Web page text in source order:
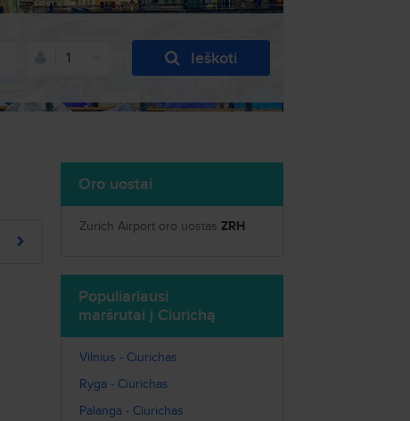
1 Ieškoti
Oro uostai
Zurich Airport oro uostas ZRH
Populiariausi
maršrutai į Ciurichą
Vilnius - Ciurichas
Ryga - Ciurichas
Palanga - Ciurichas